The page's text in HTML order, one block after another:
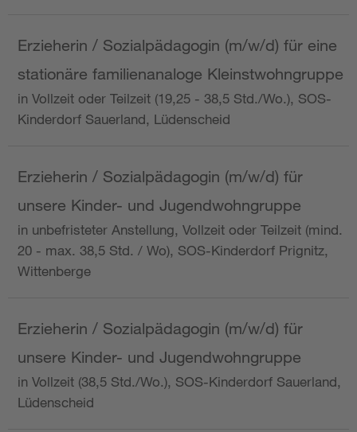
Erzieherin / Sozialpädagogin (m/w/d) für eine
stationäre familienanaloge Kleinstwohngruppe
in Vollzeit oder Teilzeit (19,25 - 38,5 Std./Wo.), SOS-
Kinderdorf Sauerland, Lüdenscheid
Erzieherin / Sozialpädagogin (m/w/d) für
unsere Kinder- und Jugendwohngruppe
in unbefristeter Anstellung, Vollzeit oder Teilzeit (mind.
20 - max. 38,5 Std. / Wo), SOS-Kinderdorf Prignitz,
Wittenberge
Erzieherin / Sozialpädagogin (m/w/d) für
unsere Kinder- und Jugendwohngruppe
in Vollzeit (38,5 Std./Wo.), SOS-Kinderdorf Sauerland,
Lüdenscheid